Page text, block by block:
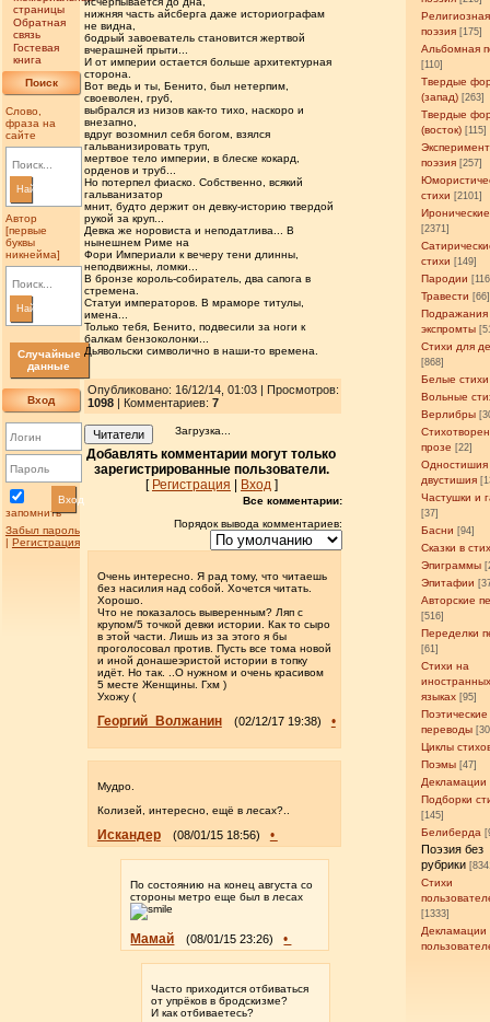
страницы
Обратная
связь
Гостевая
книга
Поиск
Слово,
фраза на
сайте
Найти
Автор
[первые
буквы
никнейма]
Найти
Случайные
данные
Вход
запомнить
Вход
Забыл пароль
| Регистрация
Религиозная
поэзия [175]
Альбомная
[110]
Твердые
(запад) [263]
Твердые
(восток) [115]
поэзия [257]
стихи [2101]
[2371]
стихи [149]
Пародии
Травести [66]
Подражания
экспромты
Стихи для
[868]
Белые стихи
Вольные
Верлибры
прозе [22]
Одностишия
двустишия
Частушки и
[37]
Басни [94]
Сказки в
Эпиграммы
Эпитафии
Авторские
[516]
Переделки
[61]
Стихи на
языках [95]
Поэтические
переводы
Циклы
Поэмы [47]
Декламации
Подборки
[145]
Белиберда
Поэзия без
рубрики
Стихи
[1333]
Декламации
нижняя часть айсберга даже историографам
не видна,
бодрый завоеватель становится жертвой
вчерашней прыти...
И от империи остается больше архитектурная
сторона.
Вот ведь и ты, Бенито, был нетерпим,
своеволен, груб,
выбрался из низов как-то тихо, наскоро и
внезапно,
вдруг возомнил себя богом, взялся
гальванизировать труп,
мертвое тело империи, в блеске кокард,
орденов и труб...
Но потерпел фиаско. Собственно, всякий
гальванизатор
мнит, будто держит он девку-историю твердой
рукой за круп...
Девка же норовиста и неподатлива... В
нынешнем Риме на
Фори Империали к вечеру тени длинны,
неподвижны, ломки...
В бронзе король-собиратель, два сапога в
стремена.
Статуи императоров. В мраморе титулы,
имена...
Только тебя, Бенито, подвесили за ноги к
балкам бензоколонки...
Дьявольски символично в наши-то времена.
Опубликовано: 16/12/14, 01:03 | Просмотров:
1098| Комментариев: 7
Читатели Загрузка...
Добавлять комментарии могут только
зарегистрированные пользователи.
[ Регистрация Вход]
Все комментарии:
Порядок вывода комментариев:
Очень интересно. Я рад тому, что читаешь
без насилия над собой. Хочется читать.
Хорошо.
Что не показалось выверенным? Ляп с
крупом/5 точкой девки истории. Как то сыро
в этой части. Лишь из за этого я бы
проголосовал против. Пусть все тома новой
и иной донашеэристой истории в топку
идёт. Но так. ..О нужном и очень красивом
5 месте Женщины. Гхм )
Ухожу (
Георгий_Волжанин (02/12/17 19:38) •
Мудро.
Колизей, интересно, ещё в лесах?..
Искандер (08/01/15 18:56) •
По состоянию на конец августа со
стороны метро еще был в лесах
Мамай (08/01/15 23:26) •
Часто приходится отбиваться
от упрёков в бродскизме?
И как отбиваетесь?